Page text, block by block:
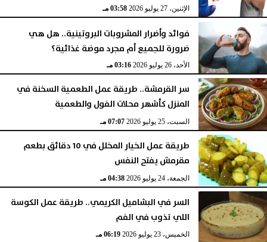
الإثنين، 27 يوليو 2026 03:58 مـ
فوائد وأضرار المشروبات البروتينية.. هل هي
ضرورة للجميع أم مجرد موضة غذائية؟
الأحد، 26 يوليو 2026 03:16 مـ
سر القرمشة.. طريقة عمل الطعمية السخنة في
المنزل كأشهر محلات الفول والطعمية
السبت، 25 يوليو 2026 07:07 مـ
طريقة عمل الخيار المخلل في 10 دقائق بطعم
مقرمش يفتح النفس
الجمعة، 24 يوليو 2026 04:38 مـ
السر في البشاميل الكريمي.. طريقة عمل الكوسة
اللي تذوب في الفم
الخميس، 23 يوليو 2026 06:19 مـ